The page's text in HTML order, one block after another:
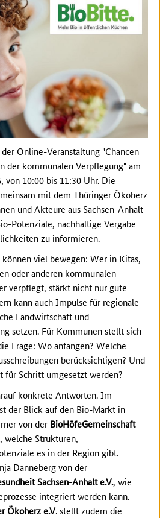
Online-Veranstaltung "Chancen
der kommunalen Verpflegung" am
von 10:00 bis 11:30 Uhr. Die
mit dem Thüringer Ökoherz
und Akteure aus Sachsen-Anhalt
Potenziale, nachhaltige Vergabe
zu informieren.
viel bewegen: Wer in Kitas,
oder anderen kommunalen
verpflegt, stärkt nicht nur gute
kann auch Impulse für regionale
Landwirtschaft und
setzen. Für Kommunen stellt sich
Frage: Wo anfangen? Welche
berücksichtigen? Und
für Schritt umgesetzt werden?
konkrete Antworten. Im
der Blick auf den Bio-Markt in
von der BioHöfeGemeinschaft
welche Strukturen,
es in der Region gibt.
Danneberg von der
Sachsen-Anhalt e.V., wie
integriert werden kann.
Ökoherz e.V. stellt zudem die